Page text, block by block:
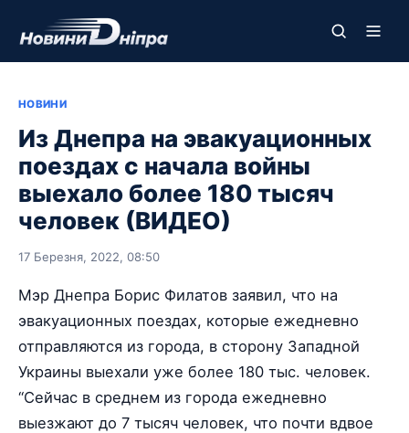
НОВИНИ
Из Днепра на эвакуационных
поездах с начала войны
выехало более 180 тысяч
человек (ВИДЕО)
17 Березня, 2022, 08:50
Мэр Днепра Борис Филатов заявил, что на
эвакуационных поездах, которые ежедневно
отправляются из города, в сторону Западной
Украины выехали уже более 180 тыс. человек.
“Сейчас в среднем из города ежедневно
выезжают до 7 тысяч человек, что почти вдвое